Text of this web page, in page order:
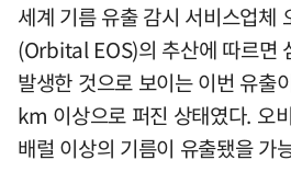
세계 기름 유출 감시 서비스업체
(Orbital EOS)의 추산에 따르면
발생한 것으로 보이는 이번 유출
km 이상으로 퍼진 상태였다. 오
배럴 이상의 기름이 유출됐을 가